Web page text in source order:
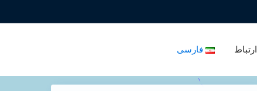
ارتباط فارسی